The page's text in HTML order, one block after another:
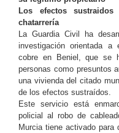
Los efectos
chatarrería
La Guardia Civil ha
investigación orientada
cobre en Beniel, que se
personas como presuntos
una vivienda del citado
de los efectos sustraídos.
Este servicio está
policial al robo de
Murcia tiene activado para